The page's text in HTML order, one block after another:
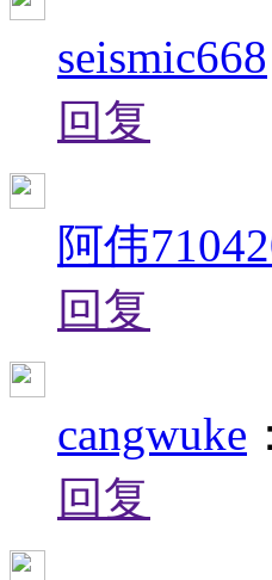
seismic668
回复
阿伟
回复
cangwuke ：
回复